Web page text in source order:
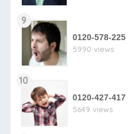
9
0120-578-225
5990 views
10
0120-427-417
5649 views